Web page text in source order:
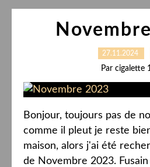
27.11.2024
Par cigalette
Bonjour, toujours pas de
comme il pleut je reste
maison, alors j'ai été
de Novembre 2023.